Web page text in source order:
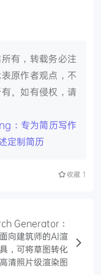
有，转载务必注
原作者观点，不
。如有侵权，请
：专为简历写作
定制简历
收藏 1
Generator：
向建筑师的AI渲
，可将草图转化
清照片级渲染图